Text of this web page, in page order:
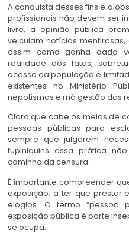
A conquista desses fins e a
profissionais não devem ser
livre, a opinião pública
veiculam notícias
assim como ganha dada
realidade dos fatos,
acesso da população é
existentes no Ministério
nepotismos e má gestão dos
Claro que cabe os meios de
pessoas públicas para
sempre que julgarem
tupiniquins essa prática
caminho da censura.
É importante compreender
exposição; a ter que prestar
elogios. O termo “pessoa
exposição pública é parte
se ocupa.